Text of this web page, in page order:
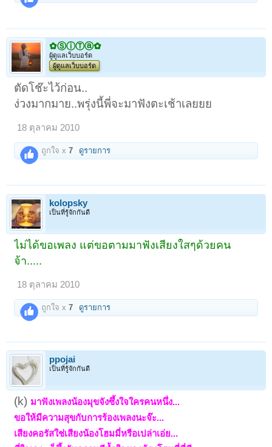
✿ⓈⓘⓉⓐ✿
ผู้ดูแลเว็บบอร์ด
ผู้ดูแลเว็บบอร์ด
ตัดโช๊ะไว้ก่อน..
ง่วงมากมาย..พรุ่งนี้พี่จะมาฟังตะเช้าเลยยย
18 ตุลาคม 2010
ถูกใจ x7 ดูรายการ
kolopsky
เป็นที่รู้จักกันดี
ไม่ได้ขอเพลง แต่ขอตามมาฟังเสียงใสๆด้วยคน
จ้า.....
18 ตุลาคม 2010
ถูกใจ x7 ดูรายการ
ppojai
เป็นที่รู้จักกันดี
(k) มาฟังเพลงน้องมุขจังซึ้งใจใครคนหนึ่ง...
ขอให้มีความสุขกับการร้องเพลงนะจ๊ะ...
เสียงคอรัสใช่เสียงน้องโฮมมี่หรือเปล่าเอ่ย...